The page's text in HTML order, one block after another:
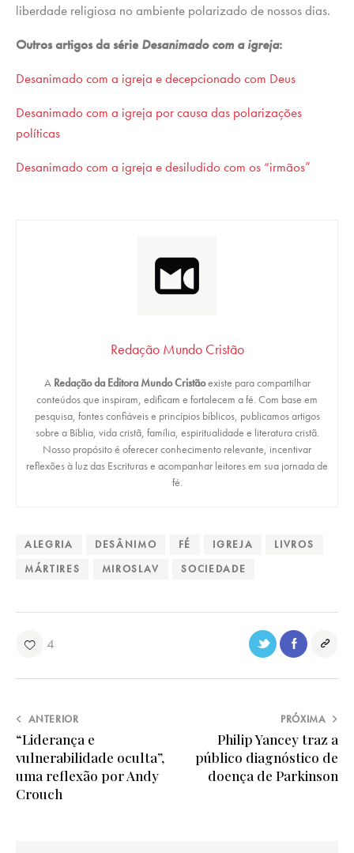
liberdade religiosa no ambiente polarizado de nossos dias.
Outros artigos da sérieDesanimado com a igreja:
Desanimado com a igreja e decepcionado com Deus
Desanimado com a igreja por causa das polarizações
políticas
Desanimado com a igreja e desiludido com os “irmãos”
Redação Mundo Cristão
A Redação da Editora Mundo Cristãoexiste para compartilhar
conteúdos que inspiram, edificam e fortalecem a fé. Com base em
pesquisa, fontes confiáveis e princípios bíblicos, publicamos artigos
sobre a Bíblia, vida cristã, família, espiritualidade e literatura cristã.
Nosso propósito é oferecer conhecimento relevante, incentivar
reflexões à luz das Escrituras e acompanhar leitores em sua jornada de
fé.
ALEGRIA DESÂNIMO FÉ IGREJA
LIVROS
MÁRTIRES
MIROSLAV SOCIEDADE
4
ANTERIOR
“Liderança e
vulnerabilidade oculta”,
uma reflexão por Andy
Crouch
PRÓXIMA
Philip Yancey traz a
público diagnóstico de
doença de Parkinson